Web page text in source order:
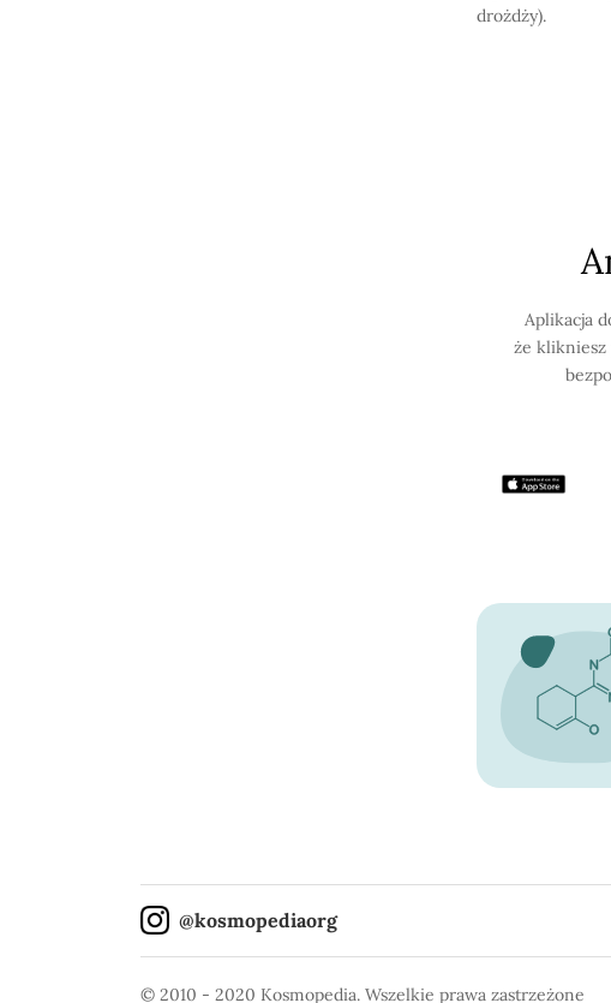
drożdży).
Aplikacja
że klikniesz
@kosmopediaorg
© 2010 - 2020 Kosmopedia. Wszelkie prawa zastrzeżone